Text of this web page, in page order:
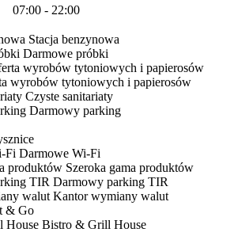
07:00 - 22:00
Stacja benzynowa
Darmowe próbki
wyrobów tytoniowych i papierosów
Czyste sanitariaty
Darmowy parking
Darmowe Wi-Fi
Szeroka gama produktów
Darmowy parking TIR
Kantor wymiany walut
& Go
Bistro & Grill House